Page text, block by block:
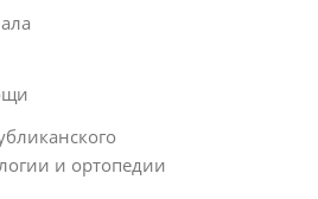
и ортопедии